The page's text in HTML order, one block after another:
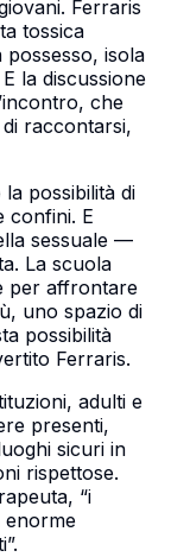
Ferraris
tossica
possesso, isola
la discussione
che
raccontarsi,
possibilità di
confini. E
sessuale —
La scuola
per affrontare
uno spazio di
possibilità
Ferraris.
adulti e
presenti,
sicuri in
rispettose.
“i
enorme